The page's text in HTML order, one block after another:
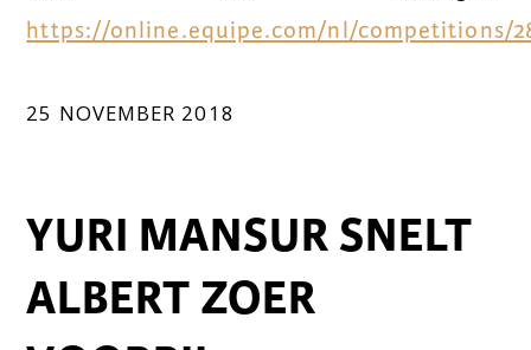
https://online.equipe.com/nl/competitions/
25 NOVEMBER 2018
YURI MANSUR SNELT
ALBERT ZOER